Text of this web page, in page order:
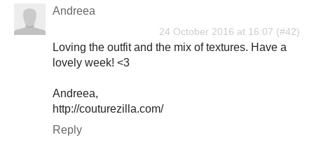
Andreea
24 October 2016 at 16:07
Loving the outfit and the mix of textures. Have a
lovely week! <3
Andreea,
http://couturezilla.com/
Reply